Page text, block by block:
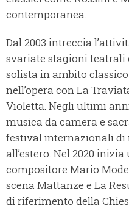
contemporanea.
Dal 2003 intreccia
svariate stagioni teatrali
solista in ambito classico
nell’opera con La
Violetta. Negli ultimi
musica da camera e
festival internazionali di
all’estero. Nel 2020
compositore Mario
scena Mattanze e La
di riferimento della